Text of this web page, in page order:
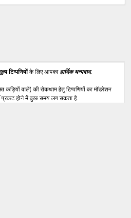
टिप्पणियोंके लिए आपका हार्दिक धन्यवाद.
कड़ियों वाले) की रोकथाम हेतु टिप्पणियों का मॉडरेशन
प्रकट होने में कुछ समय लग सकता है.